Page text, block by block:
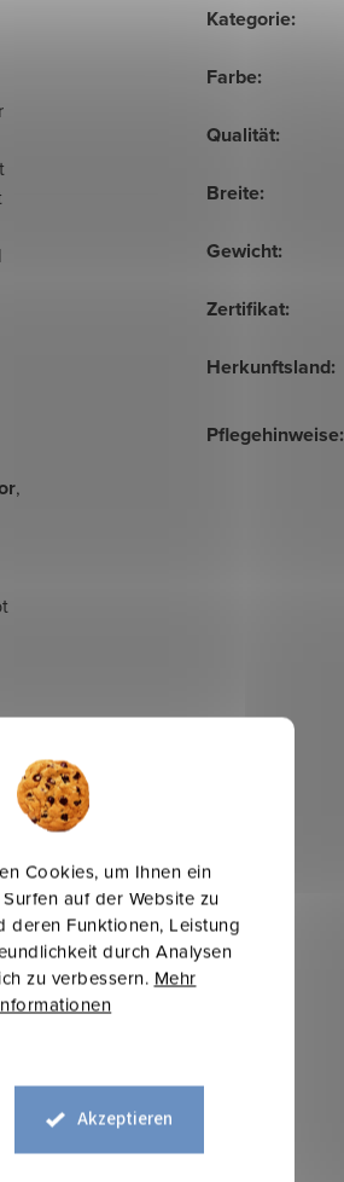
Cookies, um Ihnen ein
auf der Website zu
deren Funktionen, Leistung
durch Analysen
zu verbessern. Mehr
Akzeptieren
,
Kategorie:
Farbe:
Qualität:
Breite:
Gewicht:
Zertifikat:
Herkunftsland:
Pflegehinweise: